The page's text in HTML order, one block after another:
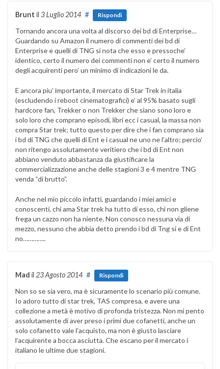
Brunt il 3 Luglio 2014 # Rispondi
Tornando ancora una volta al discorso dei bd di Enterprise…
Guardando su Amazon il numero di commenti dei bd di
Enterprise e quelli di TNG si nota che esso e pressoche’
identico, certo il numero dei commenti non e’ certo il numero
degli acquirenti pero’ un minimo di indicazioni le da.
E ancora piu’ importante, il mercato di Star Trek in italia
(escludendo i reboot cinematografici) e’ al 95% basato sugli
hardcore fan, Trekker o non Trekker che siano sono loro e
solo loro che comprano episodi, libri ecc i casual, la massa non
compra Star trek; tutto questo per dire che i fan comprano sia
i bd di TNG che quelli di Ent e i casual ne uno ne l’altro; percio’
non ritengo assolutamente veritiero che i bd di Ent non
abbiano venduto abbastanza da giustificare la
commercializzazione anche delle stagioni 3 e 4 mentre TNG
venda “di brutto”.
Anche nel mio piccolo infatti, guardando i miei amici e
conoscenti, chi ama Star trek ha tutto di esso, chi non gliene
frega un cazzo non ha niente. Non conosco nessuna via di
mezzo, nessuno che abbia detto prendo i bd di Tng si e di Ent
no…………..
Mad il 23 Agosto 2014 # Rispondi
Non so se sia vero, ma è sicuramente lo scenario più comune.
Io adoro tutto di star trek, TAS compresa, e avere una
collezione a metà è motivo di profonda tristezza. Non mi pento
assolutamente di aver preso i primi due cofanetti, anche un
solo cofanetto vale l’acquisto, ma non è giusto lasciare
l’acquirente a bocca asciutta. Che escano per il mercato i
italiano le ultime due stagioni.